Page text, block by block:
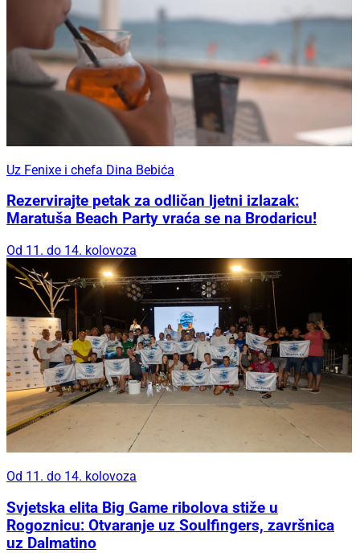
Uz Fenixe i chefa Dina Bebića
Rezervirajte petak za odličan ljetni izlazak:
Maratuša Beach Party vraća se na Brodaricu!
Od 11. do 14. kolovoza
Od 11. do 14. kolovoza
Svjetska elita Big Game ribolova stiže u
Rogoznicu: Otvaranje uz Soulfingers, završnica
uz Dalmatino